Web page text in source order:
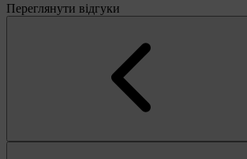
Переглянути відгуки